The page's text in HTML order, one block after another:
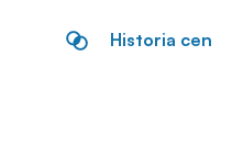
Historia cen